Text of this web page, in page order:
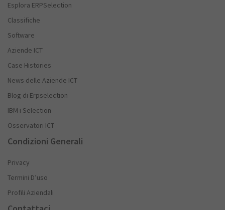
Esplora ERPSelection
Classifiche
Software
Aziende ICT
Case Histories
News delle Aziende ICT
Blog di Erpselection
IBM i Selection
Osservatori ICT
Condizioni Generali
Privacy
Termini D’uso
Profili Aziendali